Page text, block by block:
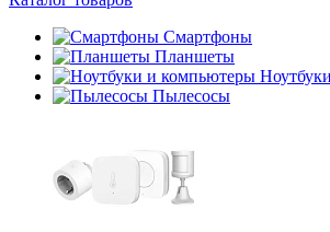
Смартфоны
Планшеты
Пылесосы